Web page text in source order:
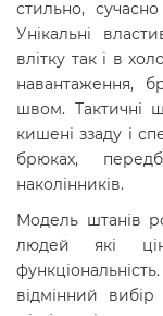
стильно,
Унікальні
влітку так і в
навантаження,
швом. Тактичні
кишені ззаду і
брюках,
наколінників.
Модель штанів
людей які
відмінний